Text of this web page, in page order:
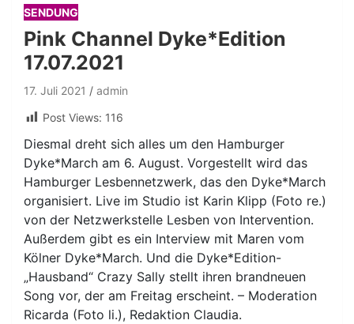
SENDUNG
Pink Channel Dyke*Edition
17.07.2021
17. Juli 2021
admin
Post Views: 116
Diesmal dreht sich alles um den Hamburger
Dyke*March am 6. August. Vorgestellt wird das
Hamburger Lesbennetzwerk, das den Dyke*March
organisiert. Live im Studio ist Karin Klipp (Foto re.)
von der Netzwerkstelle Lesben von Intervention.
Außerdem gibt es ein Interview mit Maren vom
Kölner Dyke*March. Und die Dyke*Edition-
„Hausband“ Crazy Sally stellt ihren brandneuen
Song vor, der am Freitag erscheint. – Moderation
Ricarda (Foto li.), Redaktion Claudia.